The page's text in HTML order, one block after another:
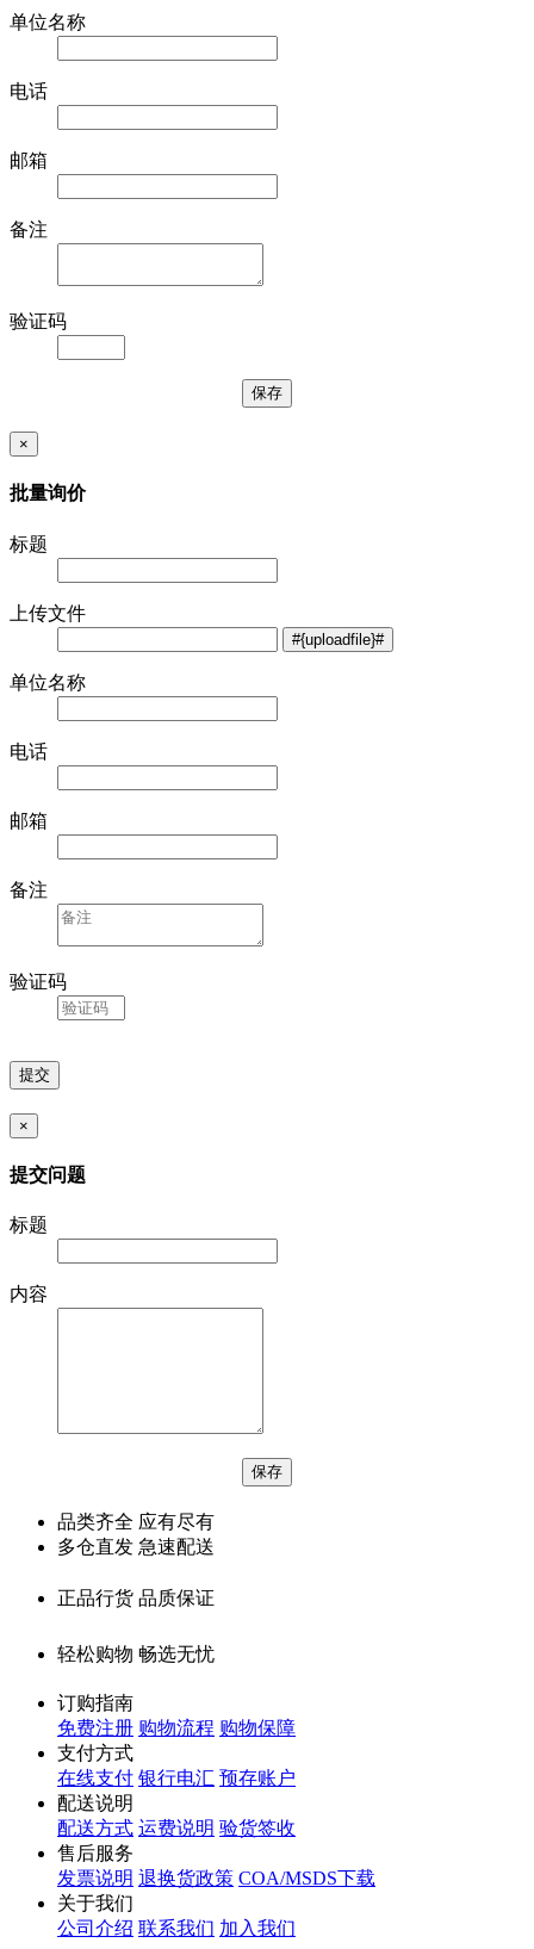
单位名称
电话
邮箱
备注
验证码
×
批量询价
标题
上传文件
单位名称
电话
邮箱
备注
验证码
×
提交问题
标题
内容
品类齐全 应有尽有
多仓直发 急速配送
正品行货 品质保证
轻松购物 畅选无忧
订购指南
免费注册 购物流程 购物保障
支付方式
在线支付 银行电汇 预存账户
配送说明
配送方式 运费说明 验货签收
售后服务
发票说明 退换货政策 COA/MSDS下载
关于我们
公司介绍 联系我们 加入我们